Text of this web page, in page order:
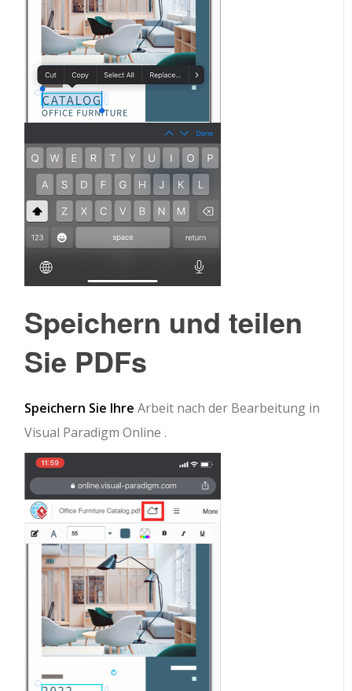
Speichern und teilen
Sie PDFs
Speichern Sie Ihre Arbeit nach der Bearbeitung in
Visual Paradigm Online .